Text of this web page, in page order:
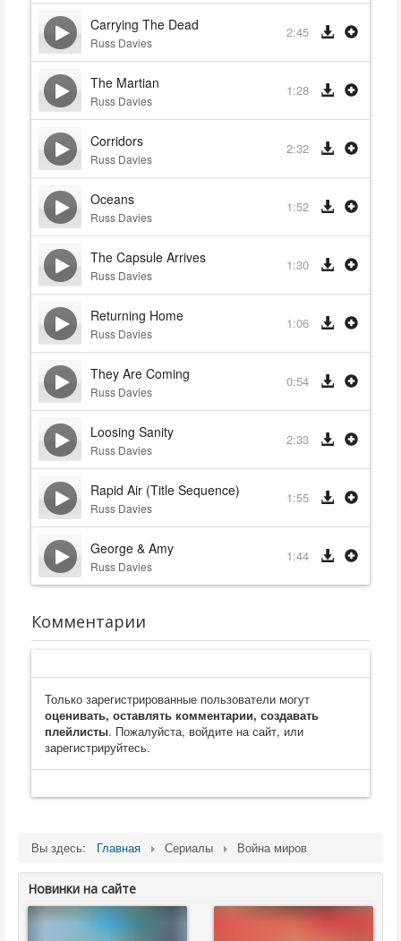
Carrying The Dead
Russ Davies
2:45
The Martian
Russ Davies
1:28
Corridors
Russ Davies
2:32
Oceans
Russ Davies
1:52
The Capsule Arrives
Russ Davies
1:30
Returning Home
Russ Davies
1:06
They Are Coming
Russ Davies
0:54
Loosing Sanity
Russ Davies
2:33
Rapid Air (Title Sequence)
Russ Davies
1:55
George & Amy
Russ Davies
1:44
Комментарии
Только зарегистрированные пользователи могут
оценивать, оставлять комментарии, создавать
плейлисты. Пожалуйста, войдите на сайт, или
зарегистрируйтесь.
Вы здесь: Главная Сериалы Война миров
Новинки на сайте